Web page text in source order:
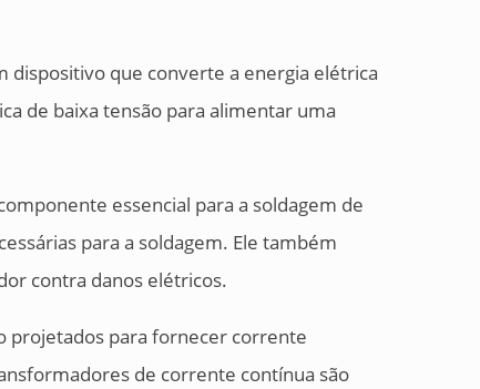
dispositivo que converte a energia elétrica
de baixa tensão para alimentar uma
essencial para a soldagem de
para a soldagem. Ele também
contra danos elétricos.
projetados para fornecer corrente
de corrente contínua são